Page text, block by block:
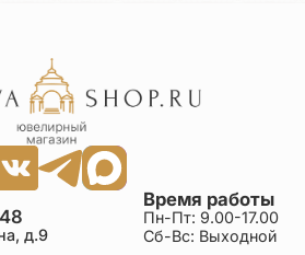
Время работы
Пн-Пт: 9.00-17.00
Сб-Вс: Выходной
д.9